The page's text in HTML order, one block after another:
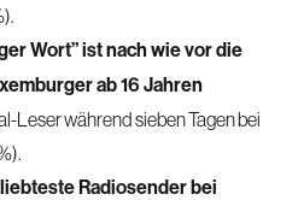
Wort” ist nach wie vor die
ab 16 Jahren
Leser während sieben Tagen bei
Radiosender bei